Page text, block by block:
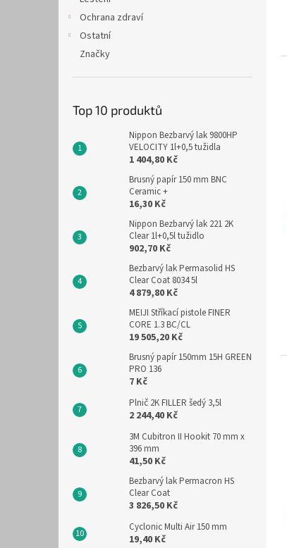
Ochrana zdraví
Ostatní
Značky
Top 10 produktů
Nippon Bezbarvý lak 9800HP
VELOCITY 1l+0,5 tužidla
1 404,80 Kč
Brusný papír 150 mm BNC
Ceramic +
16,30 Kč
Nippon Bezbarvý lak 221 2K
Clear 1l+0,5l tužidlo
902,70 Kč
Bezbarvý lak Permasolid HS
Clear Coat 8034 5l
4 879,80 Kč
MEIJI Stříkací pistole FINER
CORE 1.3 BC/CL
19 505,20 Kč
Brusný papír 150mm 15H GREEN
PRO 136
7 Kč
Plnič 2K FILLER šedý 3,5l
2 244,40 Kč
3M Cubitron II Hookit 70 mm x
396 mm
41,50 Kč
Bezbarvý lak Permacron HS
Clear Coat
3 826,50 Kč
Cyclonic Multi Air 150 mm
19,40 Kč